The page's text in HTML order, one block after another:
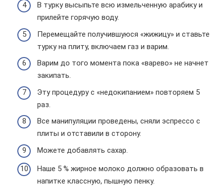
В турку высыпьте всю измельченную арабику и
прилейте горячую воду.
Перемещайте получившуюся «жижицу» и ставьте
турку на плиту, включаем газ и варим.
Варим до того момента пока «варево» не начнет
закипать.
Эту процедуру с «недокипанием» повторяем 5
раз.
Все манипуляции проведены, сняли эспрессо с
плиты и отставили в сторону.
Можете добавлять сахар.
Наше 5 % жирное молоко должно образовать в
напитке классную, пышную пенку.